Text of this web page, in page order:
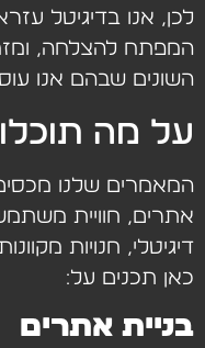
לכן, אנו בדיגיטל
המפתח להצלחה,
השונים שבהם אנו
על מה
המאמרים שלנו מכסים
דיגיטלי, חנויות
כאן תכנים על:
בניית אתרים